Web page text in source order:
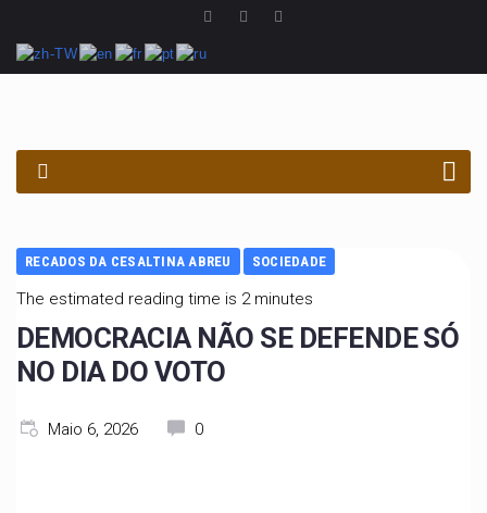
RECADOS DA CESALTINA ABREU SOCIEDADE
The estimated reading time is 2 minutes
DEMOCRACIA NÃO SE DEFENDE SÓ
NO DIA DO VOTO
Maio 6, 2026 0
PROCURAR